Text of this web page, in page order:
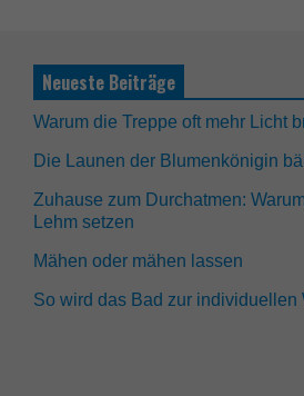
Neueste Beiträge
Warum die Treppe oft mehr Licht
Die Launen der Blumenkönigin
Zuhause zum Durchatmen:
Lehm setzen
Mähen oder mähen lassen
So wird das Bad zur individuellen